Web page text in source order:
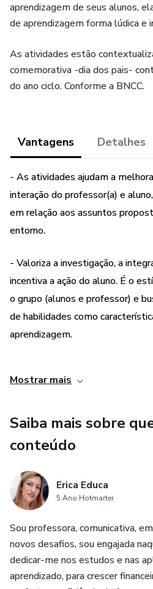
aprendizagem de seus alunos,
de aprendizagem forma lúdica e
As atividades estão
comemorativa -dia dos pais-
do ano ciclo. Conforme a BNCC.
Vantagens Detalhes
- As atividades ajudam a
interação do professor(a) e
em relação aos assuntos
entorno.
- Valoriza a investigação, a
incentiva a ação do aluno. É o
o grupo (alunos e professor) e
de habilidades como
aprendizagem.
atitudinais); Habilidades da
Mostrar mais
Saiba mais sobre
conteúdo
Erica Educa
5 Ano Hotmarter
Sou professora, comunicativa,
novos desafios, sou engajada
dedicar-me nos estudos e nas
aprendizado, para crescer